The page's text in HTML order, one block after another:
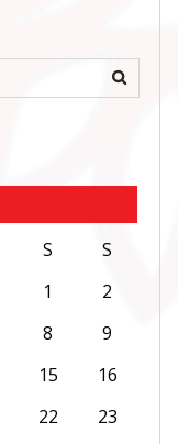
S
S
1
2
8
9
15
16
22
23